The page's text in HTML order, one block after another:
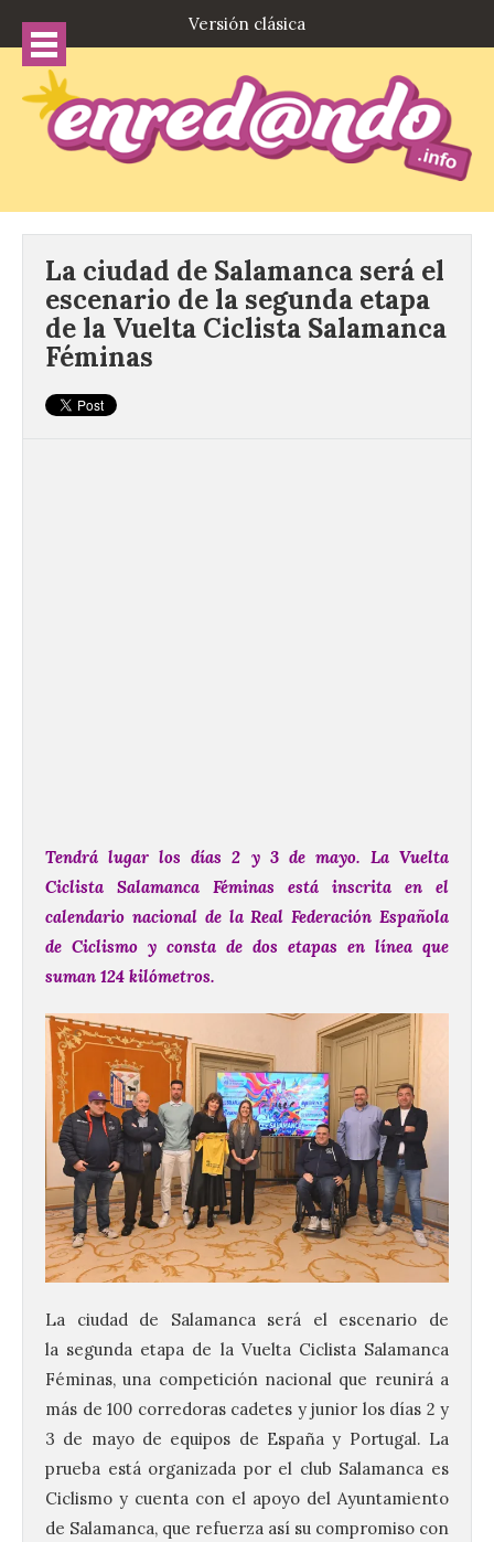
Versión clásica
La ciudad de Salamanca será el
escenario de la segunda etapa
de la Vuelta Ciclista Salamanca
Féminas
Tendrá lugar los días 2 y 3 de mayo. La Vuelta
Ciclista Salamanca Féminas está inscrita en el
calendario nacional de la Real Federación Española
de Ciclismo y consta de dos etapas en línea que
suman 124 kilómetros.
La ciudad de Salamanca será el escenario de
la segunda etapa de la Vuelta Ciclista Salamanca
Féminas, una competición nacional que reunirá a
más de 100 corredoras cadetes y junior los días 2 y
3 de mayo de equipos de España y Portugal. La
prueba está organizada por el club Salamanca es
Ciclismo y cuenta con el apoyo del Ayuntamiento
de Salamanca, que refuerza así su compromiso con